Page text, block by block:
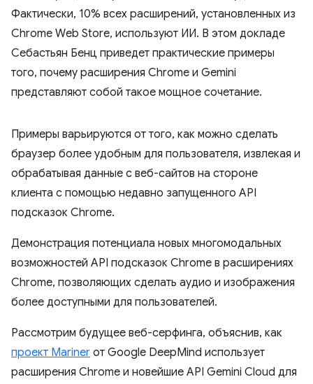
Фактически, 10% всех расширений, установленных из
Chrome Web Store, используют ИИ. В этом докладе
Себастьян Бенц приведет практические примеры
того, почему расширения Chrome и Gemini
представляют собой такое мощное сочетание.
Примеры варьируются от того, как можно сделать
браузер более удобным для пользователя, извлекая и
обрабатывая данные с веб-сайтов на стороне
клиента с помощью недавно запущенного API
подсказок Chrome.
Демонстрация потенциала новых многомодальных
возможностей API подсказок Chrome в расширениях
Chrome, позволяющих сделать аудио и изображения
более доступными для пользователей.
Рассмотрим будущее веб-серфинга, объяснив, как
проект Mariner от Google DeepMind использует
расширения Chrome и новейшие API Gemini Cloud для